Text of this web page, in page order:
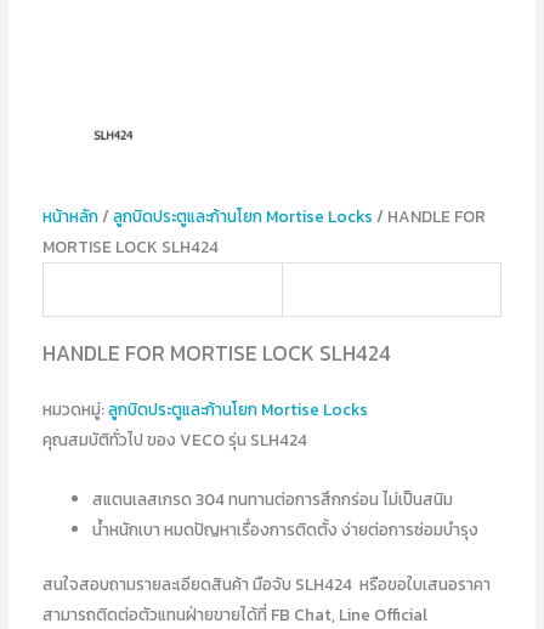
หน้าหลัก/ ลูกบิดประตูและก้านโยก Mortise Locks / HANDLE FOR
MORTISE LOCK SLH424
HANDLE FOR MORTISE LOCK SLH424
หมวดหมู่:ลูกบิดประตูและก้านโยก Mortise Locks
คุณสมบัติทั่วไป ของ VECO รุ่น SLH424
สแตนเลสเกรด 304 ทนทานต่อการสึกกร่อน ไม่เป็นสนิม
น้ำหนักเบา หมดปัญหาเรื่องการติดตั้ง ง่ายต่อการซ่อมบำรุง
สนใจสอบถามรายละเอียดสินค้า มือจับ SLH424 หรือขอใบเสนอราคา
สามารถติดต่อตัวแทนฝ่ายขายได้ที่ FB Chat, Line Official